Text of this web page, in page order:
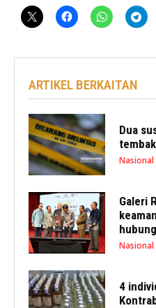
ARTIKEL BERKAITAN
Dua
Nasional
Galeri
Nasional
4